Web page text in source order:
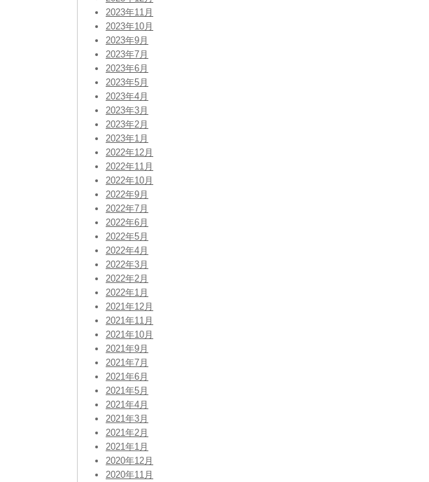
2023年11月
2023年10月
2023年9月
2023年7月
2023年6月
2023年5月
2023年4月
2023年3月
2023年2月
2023年1月
2022年12月
2022年11月
2022年10月
2022年9月
2022年7月
2022年6月
2022年5月
2022年4月
2022年3月
2022年2月
2022年1月
2021年12月
2021年11月
2021年10月
2021年9月
2021年7月
2021年6月
2021年5月
2021年4月
2021年3月
2021年2月
2021年1月
2020年12月
2020年11月